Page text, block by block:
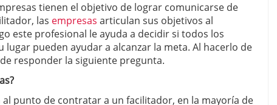
tienen el objetivo de lograr comunicarse de
las empresas articulan sus objetivos al
este profesional le ayuda a decidir si todos los
lugar pueden ayudar a alcanzar la meta. Al hacerlo de
responder la siguiente pregunta.
al punto de contratar a un facilitador, en la mayoría de